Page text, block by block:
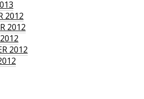
2012
2012
2012